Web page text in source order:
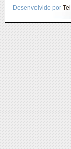
Desenvolvido por